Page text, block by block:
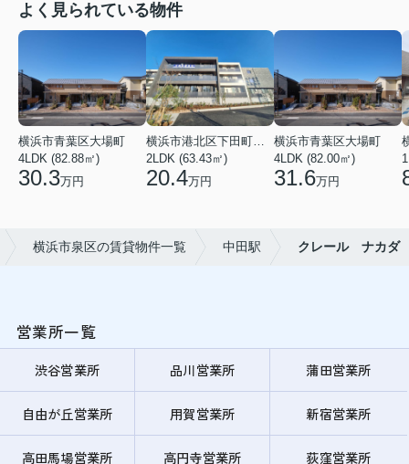
よく見られている物件
横浜市青葉区大場町
4LDK (82.88㎡)
30.3万円
横浜市港北区下田町２丁目
2LDK (63.43㎡)
20.4万円
横浜市青葉区大場町
4LDK (82.00㎡)
31.6万円
横浜市泉区の賃貸物件一覧 中田駅 クレール ナカダ
営業所一覧
渋谷営業所 品川営業所 蒲田営業所
自由が丘営業所 用賀営業所 新宿営業所
高田馬場営業所 高円寺営業所 荻窪営業所